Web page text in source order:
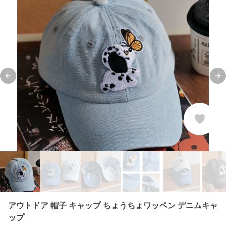
Previous slide
アウトドア 帽子 キャップ ちょうちょワッペン デニムキャ
ップ